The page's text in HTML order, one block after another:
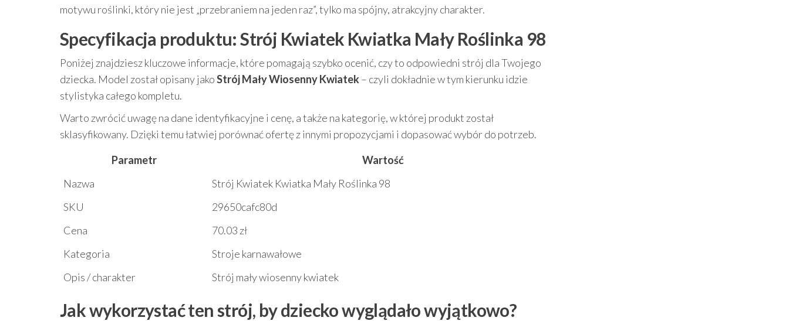
motywu roślinki, który nie jest „przebraniem na jeden raz”, tylko ma spójny, atrakcyjny charakter.
Specyfikacja produktu: Strój Kwiatek Kwiatka Mały Roślinka 98
Poniżej znajdziesz kluczowe informacje, które pomagają szybko ocenić, czy to odpowiedni strój dla Twojego
dziecka. Model został opisany jakoStrój Mały Wiosenny Kwiatek– czyli dokładnie w tym kierunku idzie
stylistyka całego kompletu.
Warto zwrócić uwagę na dane identyfikacyjne i cenę, a także na kategorię, w której produkt został
sklasyfikowany. Dzięki temu łatwiej porównać ofertę z innymi propozycjami i dopasować wybór do potrzeb.
Parametr
Wartość
Nazwa
Strój Kwiatek Kwiatka Mały Roślinka 98
SKU
29650cafc80d
Cena
70.03 zł
Kategoria
Stroje karnawałowe
Opis / charakter
Strój mały wiosenny kwiatek
Jak wykorzystać ten strój, by dziecko wyglądało wyjątkowo?